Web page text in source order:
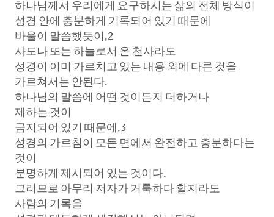
하나님께서 우리에게 요구하시는 삶의 전체 방식이
성경 안에 충분하게 기록되어 있기 때문에
바울이 말씀했듯이,2
사도나 또는 하늘로서 온 천사라도
성경이 이미 가르치고 있는 내용 외에 다른 것을
가르쳐서는 안된다.
하나님의 말씀에 어떤 것이든지 더하거나
제하는 것이
금지되어 있기 때문에,3
성경의 가르침이 모든 면에서 완전하고 충분하다는
것이
분명하게 제시되어 있는 것이다.
그러므로 아무리 저자가 거룩하다 할지라도
사람의 기록을